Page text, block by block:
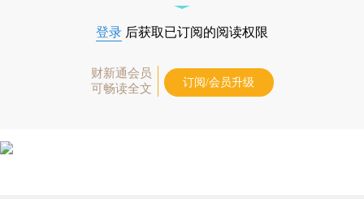
登录 后获取已订阅的阅读权限
财新通会员
可畅读全文
订阅/会员升级